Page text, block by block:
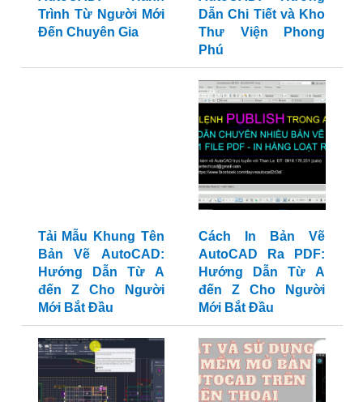
Phú
đến Z Cho Người
Mới Bắt Đầu
Cách In Bản Vẽ
AutoCAD Ra PDF:
Hướng Dẫn Từ A
đến Z Cho Người
Mới Bắt Đầu